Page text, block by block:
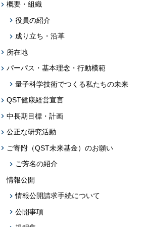
ータベース成果物一覧
トリQST-Repository
概要・組織
役員の紹介
成り立ち・沿革
所在地
パーパス・基本理念・行動模範
量子科学技術でつくる私たちの未来
QST健康経営宣言
中長期目標・計画
公正な研究活動
ご寄附（QST未来基金）のお願い
ご芳名の紹介
情報公開
情報公開請求手続について
公開事項